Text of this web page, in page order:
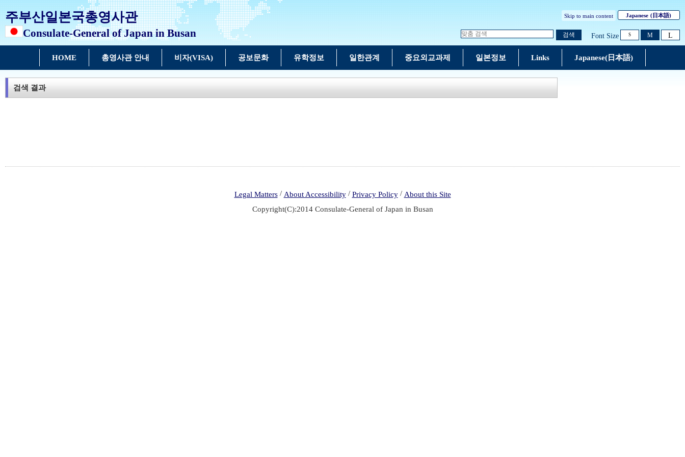
주부산일본국총영사관
Consulate-General of Japan in Busan
Skip to main content Japanese (日本語)
검색 Font Size S M L
HOME 총영사관 안내 비자(VISA) 공보문화 유학정보 일한관계 중요외교과제 일본정보 Links Japanese(日本語)
검색 결과
Legal Matters / About Accessibility / Privacy Policy / About this Site
Copyright(C):2014 Consulate-General of Japan in Busan